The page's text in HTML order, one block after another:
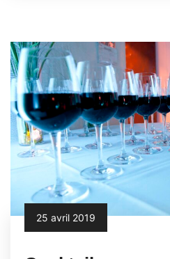
25 avril 2019